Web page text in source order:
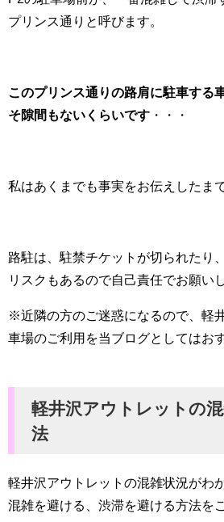
プリンス通りと呼びます。
このプリンス通りの路肩に駐車する
そ隙間もないくらいです ・・・
私はあくまでも事実をお伝えしたま
路駐は、駐禁チケットが切られたり
リスクもあるので自己責任でお願い
※近隣の方のご迷惑になるので、軽
車場のご利用を当ブログとしてはお
軽井沢アウトレットの
法
軽井沢アウトレットの混雑状況がわ
混雑を避ける、渋滞を避ける方法を